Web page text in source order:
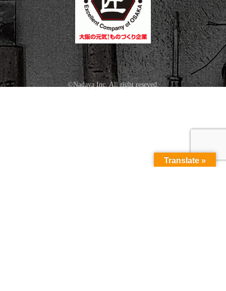
©Nadaya Inc. All right reseved.
Translate »